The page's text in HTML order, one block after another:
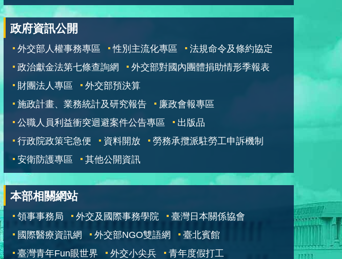
政府資訊公開
外交部人權事務專區 性別主流化專區
法規命令及條約協定
政治獻金法第七條查詢網
外交部對國內團體捐助情形季報表
財團法人專區
外交部預決算
施政計畫、業務統計及研究報告
廉政會報專區
公職人員利益衝突迴避案件公告專區
出版品
行政院政策宅急便
資料開放
勞務承攬派駐勞工申訴機制
安衛防護專區
其他公開資訊
本部相關網站
領事事務局 外交及國際事務學院
臺灣日本關係協會
國際醫療資訊網
外交部NGO雙語網
臺北賓館
臺灣青年Fun眼世界
外交小尖兵
青年度假打工